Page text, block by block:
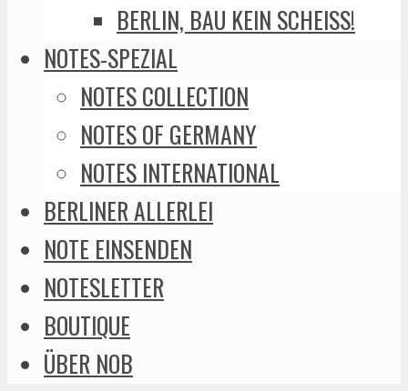
BERLIN, BAU KEIN SCHEISS!
NOTES-SPEZIAL
NOTES COLLECTION
NOTES OF GERMANY
NOTES INTERNATIONAL
BERLINER ALLERLEI
NOTE EINSENDEN
NOTESLETTER
BOUTIQUE
ÜBER NOB